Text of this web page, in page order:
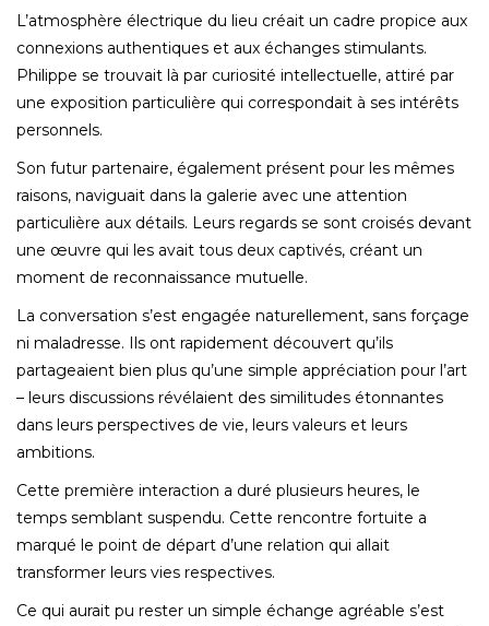
L’atmosphère électrique du lieu créait un cadre propice aux
connexions authentiques et aux échanges stimulants.
Philippe se trouvait là par curiosité intellectuelle, attiré par
une exposition particulière qui correspondait à ses intérêts
personnels.
Son futur partenaire, également présent pour les mêmes
raisons, naviguait dans la galerie avec une attention
particulière aux détails. Leurs regards se sont croisés devant
une œuvre qui les avait tous deux captivés, créant un
moment de reconnaissance mutuelle.
La conversation s’est engagée naturellement, sans forçage
ni maladresse. Ils ont rapidement découvert qu’ils
partageaient bien plus qu’une simple appréciation pour l’art
– leurs discussions révélaient des similitudes étonnantes
dans leurs perspectives de vie, leurs valeurs et leurs
ambitions.
Cette première interaction a duré plusieurs heures, le
temps semblant suspendu. Cette rencontre fortuite a
marqué le point de départ d’une relation qui allait
transformer leurs vies respectives.
Ce qui aurait pu rester un simple échange agréable s’est